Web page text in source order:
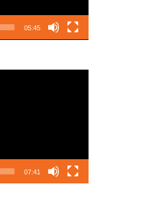
05:45
07:41